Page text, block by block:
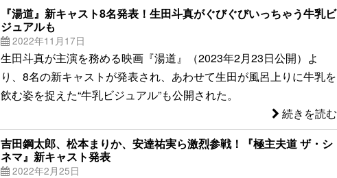
『湯道』新キャスト8名発表！生田斗真がぐびぐびいっちゃう牛乳ビ
ジュアルも
2022年11月17日
生田斗真が主演を務める映画『湯道』（2023年2月23日公開）よ
り、8名の新キャストが発表され、あわせて生田が風呂上りに牛乳を
飲む姿を捉えた“牛乳ビジュアル”も公開された。
続きを読む
吉田鋼太郎、松本まりか、安達祐実ら激烈参戦！『極主夫道 ザ・シ
ネマ』新キャスト発表
2022年2月25日